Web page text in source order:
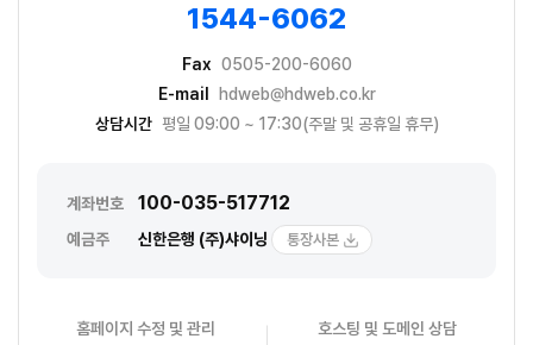
1544-6062
Fax 0505-200-6060
E-mail
hdweb@hdweb.co.kr
상담시간 평일 09:00 ~ 17:30(주말 및 공휴일 휴무)
계좌번호 100-035-517712
예금주 신한은행 (주)샤이닝 통장사본
홈페이지 수정 및 관리 호스팅 및 도메인 상담